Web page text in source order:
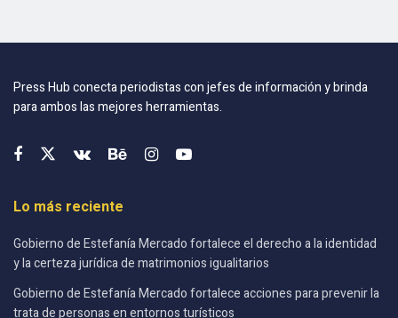
Press Hub conecta periodistas con jefes de información y brinda
para ambos las mejores herramientas.
Lo más reciente
Gobierno de Estefanía Mercado fortalece el derecho a la identidad
y la certeza jurídica de matrimonios igualitarios
Gobierno de Estefanía Mercado fortalece acciones para prevenir la
trata de personas en entornos turísticos